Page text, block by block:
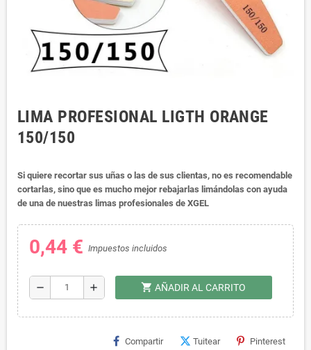
LIMA PROFESIONAL LIGTH ORANGE
150/150
Si quiere recortar sus uñas o las de sus clientas, no es recomendable
cortarlas, sino que es mucho mejor rebajarlas limándolas con ayuda
de una de nuestras limas profesionales de XGEL
0,44 € Impuestos incluidos
remove add shopping_cart AÑADIR AL CARRITO
Compartir Tuitear Pinterest